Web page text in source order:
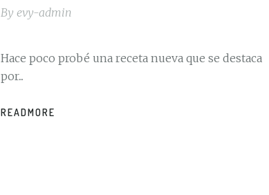
By evy-admin
Hace poco probé una receta nueva que se destaca
por...
READMORE